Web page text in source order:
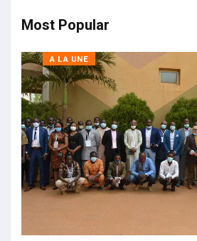
Most Popular
A LA UNE